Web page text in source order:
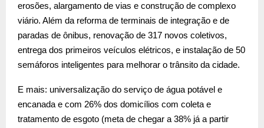
erosões, alargamento de vias e construção de complexo
viário. Além da reforma de terminais de integração e de
paradas de ônibus, renovação de 317 novos coletivos,
entrega dos primeiros veículos elétricos, e instalação de 50
semáforos inteligentes para melhorar o trânsito da cidade.
E mais: universalização do serviço de água potável e
encanada e com 26% dos domicílios com coleta e
tratamento de esgoto (meta de chegar a 38% já a partir